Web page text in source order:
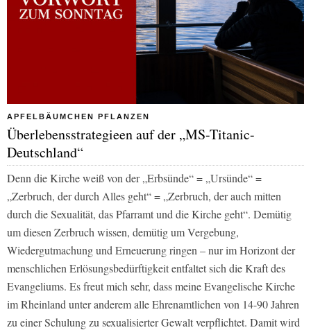
APFELBÄUMCHEN PFLANZEN
Überlebensstrategieen auf der „MS-Titanic-
Deutschland“
Denn die Kirche weiß von der „Erbsünde“ = „Ursünde“ =
„Zerbruch, der durch Alles geht“ = „Zerbruch, der auch mitten
durch die Sexualität, das Pfarramt und die Kirche geht“. Demütig
um diesen Zerbruch wissen, demütig um Vergebung,
Wiedergutmachung und Erneuerung ringen – nur im Horizont der
menschlichen Erlösungsbedürftigkeit entfaltet sich die Kraft des
Evangeliums. Es freut mich sehr, dass meine Evangelische Kirche
im Rheinland unter anderem alle Ehrenamtlichen von 14-90 Jahren
zu einer Schulung zu sexualisierter Gewalt verpflichtet. Damit wird